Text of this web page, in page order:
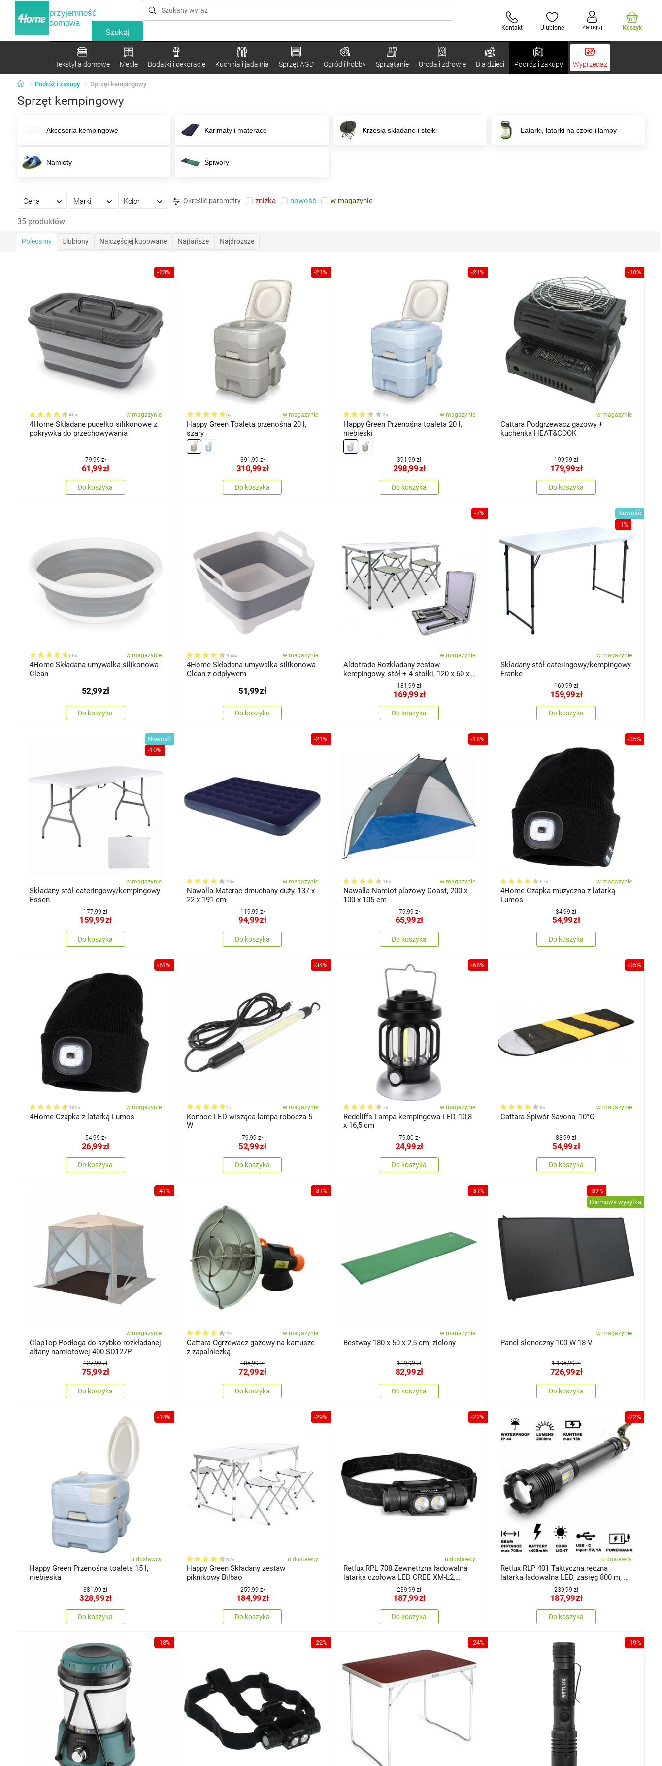
przyjemność
domowa
Kontakt Ulubione Zaloguj Koszyk
Tekstylia domowe Meble Dodatki i dekoracje Kuchnia i jadalnia Sprzęt AGD Ogród i hobby Sprzątanie Uroda i zdrowie Dla dzieci Podróż i zakupy Wyprzedaż
Podróż i zakupy Sprzęt kempingowy
Sprzęt kempingowy
Akcesoria kempingowe Karimaty i materace Krzesła składane i stołki Latarki, latarki na czoło i lampy
Namioty Śpiwory
Cena Marki Kolor Określić parametry zniżka nowość w magazynie
35 produktów
Polecamy Ulubiony Najczęściej kupowane Najtańsze Najdroższe
-23%
46x w magazynie
4Home Składane pudełko silikonowe z
pokrywką do przechowywania
79,99 zł
61,99zł
Do koszyka
-21%
5x w magazynie
Happy Green Toaleta przenośna 20 l,
szary
391,99 zł
310,99zł
Do koszyka
-24%
3x w magazynie
Happy Green Przenośna toaleta 20 l,
niebieski
391,99 zł
298,99zł
Do koszyka
-10%
w magazynie
Cattara Podgrzewacz gazowy +
kuchenka HEAT&COOK
199,99 zł
179,99zł
Do koszyka
68x w magazynie
4Home Składana umywalka silikonowa
Clean
52,99zł
Do koszyka
954x w magazynie
4Home Składana umywalka silikonowa
Clean z odpływem
51,99zł
Do koszyka
-7%
w magazynie
Aldotrade Rozkładany zestaw
kempingowy, stół + 4 stołki, 120 x 60 x
181,99 zł
169,99zł
Do koszyka
Nowość
-1%
w magazynie
Składany stół cateringowy/kempingowy
Franke
160,99 zł
159,99zł
Do koszyka
Nowość
-10%
w magazynie
Składany stół cateringowy/kempingowy
Essen
177,99 zł
159,99zł
Do koszyka
-21%
23x w magazynie
Nawalla Materac dmuchany duży, 137 x
22 x 191 cm
119,99 zł
94,99zł
Do koszyka
-18%
16x w magazynie
Nawalla Namiot plażowy Coast, 200 x
100 x 105 cm
79,99 zł
65,99zł
Do koszyka
-35%
67x w magazynie
4Home Czapka muzyczna z latarką
Lumos
84,99 zł
54,99zł
Do koszyka
-51%
180x w magazynie
4Home Czapka z latarką Lumos
54,99 zł
26,99zł
Do koszyka
-34%
1x w magazynie
Konnoc LED wisząca lampa robocza 5
W
79,99 zł
52,99zł
Do koszyka
-68%
7x w magazynie
Redcliffs Lampa kempingowa LED, 10,8
x 16,5 cm
79,00 zł
24,99zł
Do koszyka
-35%
8x w magazynie
Cattara Śpiwór Savona, 10°C
83,99 zł
54,99zł
Do koszyka
-41%
w magazynie
ClapTop Podłoga do szybko rozkładanej
altany namiotowej 400 SD127P
127,99 zł
75,99zł
Do koszyka
-31%
4x w magazynie
Cattara Ogrzewacz gazowy na kartusze
z zapalniczką
105,99 zł
72,99zł
Do koszyka
-31%
w magazynie
Bestway 180 x 50 x 2,5 cm, zielony
119,99 zł
82,99zł
Do koszyka
-39%
Darmowa wysyłka
w magazynie
Panel słoneczny 100 W 18 V
1 195,99 zł
726,99zł
Do koszyka
-14%
u dostawcy
Happy Green Przenośna toaleta 15 l,
niebieska
381,99 zł
328,99zł
Do koszyka
-29%
37x u dostawcy
Happy Green Składany zestaw
piknikowy Bilbao
259,99 zł
184,99zł
Do koszyka
-22%
u dostawcy
Retlux RPL 708 Zewnętrzna ładowalna
latarka czołowa LED CREE XM-L2,
zasięg 250 m, 15 godzin
239,99 zł
187,99zł
Do koszyka
-22%
u dostawcy
Retlux RLP 401 Taktyczna ręczna
latarka ładowalna LED, zasięg 800 m, 15
239,99 zł
187,99zł
Do koszyka
-18% -22% -24% -19%